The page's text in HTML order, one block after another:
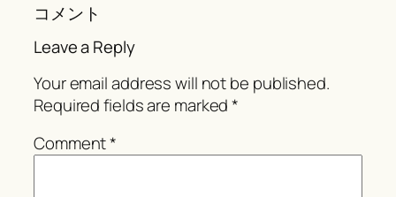
コメント
Leave a Reply
Your email address will not be published.
Required fields are marked*
Comment*